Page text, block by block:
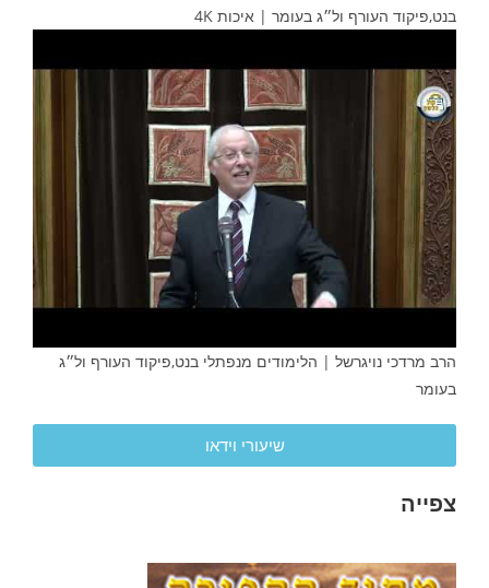
בנט,פיקוד העורף ול״ג בעומר | איכות 4K
הרב מרדכי נויגרשל | הלימודים מנפתלי בנט,פיקוד העורף ול״ג
בעומר
שיעורי וידאו
צפייה